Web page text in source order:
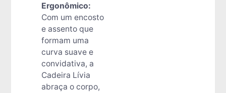
Ergonômico:
Com um encosto
e assento que
formam uma
curva suave e
convidativa, a
Cadeira Lívia
abraça o corpo,